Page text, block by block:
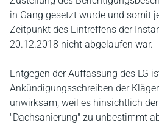
in Gang gesetzt wurde und somit
Zeitpunkt des Eintreffens der
20.12.2018 nicht abgelaufen war.
Entgegen der Auffassung des LG
Ankündigungsschreiben der
unwirksam, weil es hinsichtlich
"Dachsanierung" zu unbestimmt